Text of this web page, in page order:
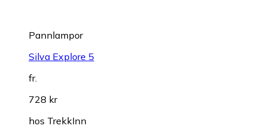
Pannlampor
Silva Explore 5
fr.
728 kr
hos TrekkInn